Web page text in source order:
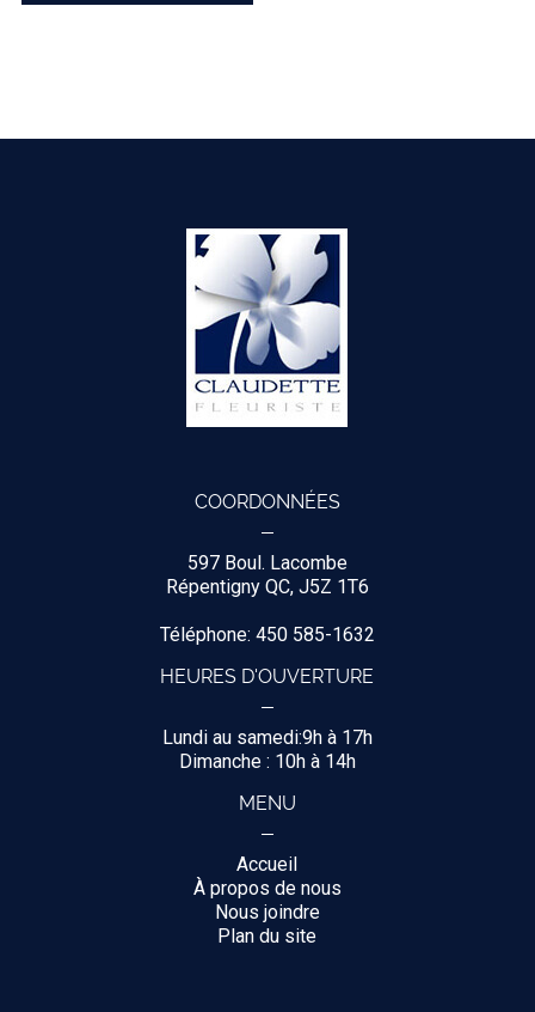
COORDONNÉES
597 Boul. Lacombe
Répentigny QC, J5Z 1T6
Téléphone: 450 585-1632
HEURES D'OUVERTURE
Lundi au samedi:9h à 17h
Dimanche : 10h à 14h
MENU
Accueil
À propos de nous
Nous joindre
Plan du site